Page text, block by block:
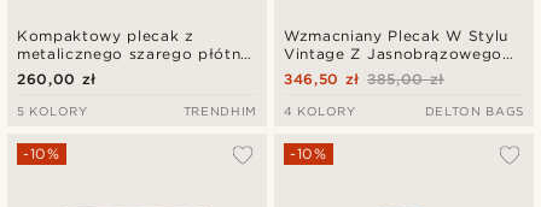
Kompaktowy plecak z
metalicznego szarego płótna
i brązowej skóry
260,00 zł
5 KOLORY TRENDHIM
Wzmacniany Plecak W Stylu
Vintage Z Jasnobrązowego
Płótna I Skóry385,00 zł
346,50 zł
4 KOLORY DELTON BAGS
-10% -10%